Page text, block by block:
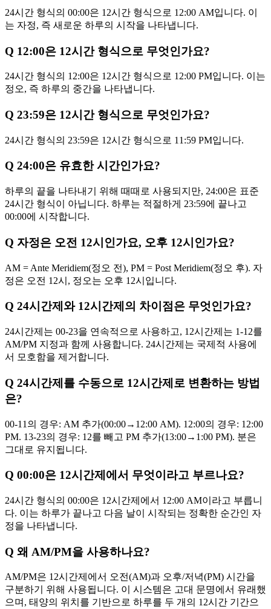
24시간 형식의 00:00은 12시간 형식으로 12:00 AM입니다. 이
는 자정, 즉 새로운 하루의 시작을 나타냅니다.
Q 12:00은 12시간 형식으로 무엇인가요?
24시간 형식의 12:00은 12시간 형식으로 12:00 PM입니다. 이는
정오, 즉 하루의 중간을 나타냅니다.
Q 23:59은 12시간 형식으로 무엇인가요?
24시간 형식의 23:59은 12시간 형식으로 11:59 PM입니다.
Q 24:00은 유효한 시간인가요?
하루의 끝을 나타내기 위해 때때로 사용되지만, 24:00은 표준
24시간 형식이 아닙니다. 하루는 적절하게 23:59에 끝나고
00:00에 시작합니다.
Q 자정은 오전 12시인가요, 오후 12시인가요?
AM = Ante Meridiem(정오 전), PM = Post Meridiem(정오 후). 자
정은 오전 12시, 정오는 오후 12시입니다.
Q 24시간제와 12시간제의 차이점은 무엇인가요?
24시간제는 00-23을 연속적으로 사용하고, 12시간제는 1-12를
AM/PM 지정과 함께 사용합니다. 24시간제는 국제적 사용에
서 모호함을 제거합니다.
Q 24시간제를 수동으로 12시간제로 변환하는 방법
은?
00-11의 경우: AM 추가(00:00→12:00 AM). 12:00의 경우: 12:00
PM. 13-23의 경우: 12를 빼고 PM 추가(13:00→1:00 PM). 분은
그대로 유지됩니다.
Q 00:00은 12시간제에서 무엇이라고 부르나요?
24시간 형식의 00:00은 12시간제에서 12:00 AM이라고 부릅니
다. 이는 하루가 끝나고 다음 날이 시작되는 정확한 순간인 자
정을 나타냅니다.
Q 왜 AM/PM을 사용하나요?
AM/PM은 12시간제에서 오전(AM)과 오후/저녁(PM) 시간을
구분하기 위해 사용됩니다. 이 시스템은 고대 문명에서 유래했
으며, 태양의 위치를 기반으로 하루를 두 개의 12시간 기간으